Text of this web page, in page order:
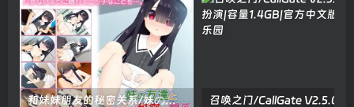
和妹妹朋友的秘密关系/妹の友達と秘密の関係 V1.10|休闲益智|容量819MB|官方中文版